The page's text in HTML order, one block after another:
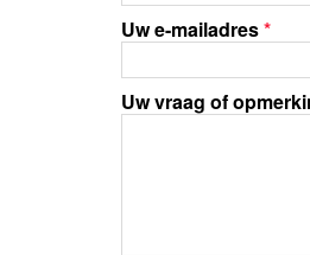
Uw e-mailadres*
Uw vraag of